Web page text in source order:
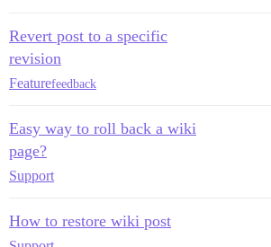
Revert post to a specific
revision
Featurefeedback
Easy way to roll back a wiki
page?
Support
How to restore wiki post